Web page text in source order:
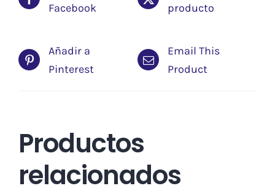
Facebook
producto
Añadir a
Pinterest
Email This
Product
Productos
relacionados